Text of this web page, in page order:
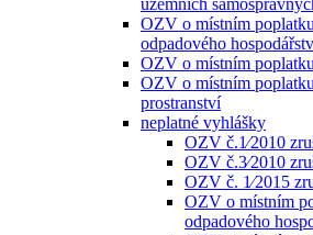
územních
OZV o místním
odpadového
OZV o místním
OZV o místním
prostranství
neplatné vyhlášky
OZV č.1⁄2010
OZV č.3⁄2010
OZV č. 1⁄2015
OZV o místním
odpadového